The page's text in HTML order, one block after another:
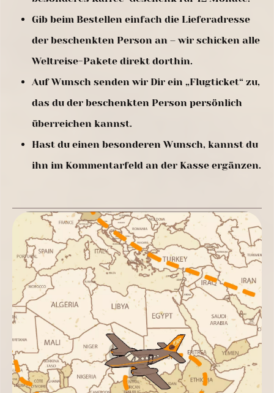
Gib beim Bestellen einfach die Lieferadresse
der beschenkten Person an – wir schicken alle
Weltreise-Pakete direkt dorthin.
Auf Wunsch senden wir Dir ein „Flugticket“ zu,
das du der beschenkten Person persönlich
überreichen kannst.
Hast du einen besonderen Wunsch, kannst du
ihn im Kommentarfeld an der Kasse ergänzen.